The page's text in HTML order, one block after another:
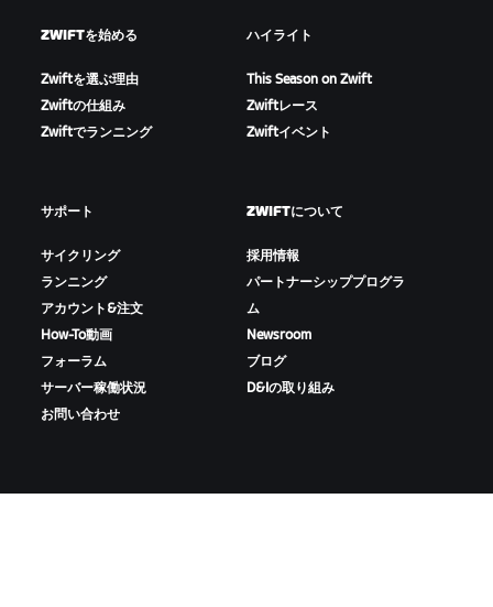
ZWIFTを始める
Zwiftを選ぶ理由
Zwiftの仕組み
Zwiftでランニング
ハイライト
This Season on Zwift
Zwiftレース
Zwiftイベント
サポート
サイクリング
ランニング
アカウント&注文
How-To動画
フォーラム
サーバー稼働状況
お問い合わせ
ZWIFTについて
採用情報
パートナーシッププログラ
ム
Newsroom
ブログ
D&Iの取り組み